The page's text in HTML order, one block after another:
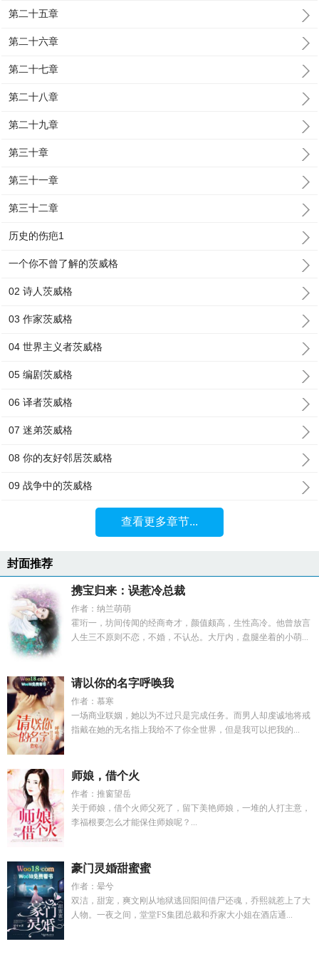
第二十五章
第二十六章
第二十七章
第二十八章
第二十九章
第三十章
第三十一章
第三十二章
历史的伤疤1
一个你不曾了解的茨威格
02 诗人茨威格
03 作家茨威格
04 世界主义者茨威格
05 编剧茨威格
06 译者茨威格
07 迷弟茨威格
08 你的友好邻居茨威格
09 战争中的茨威格
查看更多章节...
封面推荐
携宝归来：误惹冷总裁
作者：纳兰萌萌
霍珩一，坊间传闻的经商奇才，颜值颇高，生性高冷。他曾放言
人生三不原则不恋，不婚，不认怂。大厅内，盘腿坐着的小萌...
请以你的名字呼唤我
作者：慕寒
一场商业联姻，她以为不过只是完成任务。而男人却虔诚地将戒
指戴在她的无名指上我给不了你全世界，但是我可以把我的...
师娘，借个火
作者：推窗望岳
关于师娘，借个火师父死了，留下美艳师娘，一堆的人打主意，
李福根要怎么才能保住师娘呢？...
豪门灵婚甜蜜蜜
作者：晕兮
双洁，甜宠，爽文刚从地狱逃回阳间借尸还魂，乔熙就惹上了大
人物。一夜之间，堂堂FS集团总裁和乔家大小姐在酒店通...